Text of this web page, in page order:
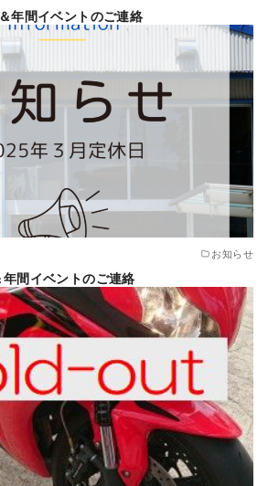
年間イベントのご連絡
お知らせ
間イベントのご連絡